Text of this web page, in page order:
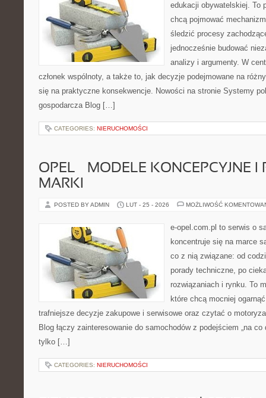
edukacji obywatelskiej. To
chcą pojmować
śledzić procesy
jednocześnie budować
analizy i argumenty. W
członek wspólnoty, a także to, jak decyzje podejmowane na
się na praktyczne konsekwencje. Nowości na stronie Systemy
gospodarcza Blog […]
CATEGORIES: NIERUCHOMOŚCI
OPEL – MODELE KONCEPCYJNE I
MARKI
POSTED BY ADMIN LUT - 25 - 2026 MOŻLIWOŚĆ
e-opel.com.pl to serwis o
koncentruje się na marce
co z nią związane: od
porady techniczne, po
rozwiązaniach i rynku. To
które chcą mocniej
trafniejsze decyzje zakupowe i serwisowe oraz czytać o
Blog łączy zainteresowanie do samochodów z podejściem „na
tylko […]
CATEGORIES: NIERUCHOMOŚCI